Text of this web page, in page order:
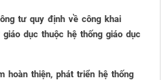
tư quy định về công khai
dục thuộc hệ thống giáo dục
hoàn thiện, phát triển hệ thống